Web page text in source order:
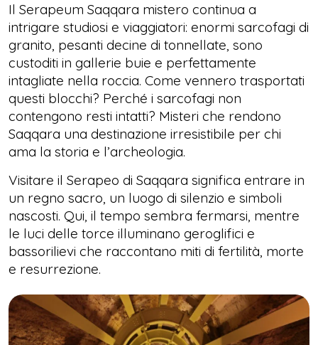
Il Serapeum Saqqara mistero continua a
intrigare studiosi e viaggiatori: enormi sarcofagi di
granito, pesanti decine di tonnellate, sono
custoditi in gallerie buie e perfettamente
intagliate nella roccia. Come vennero trasportati
questi blocchi? Perché i sarcofagi non
contengono resti intatti? Misteri che rendono
Saqqara una destinazione irresistibile per chi
ama la storia e l’archeologia.
Visitare il Serapeo di Saqqara significa entrare in
un regno sacro, un luogo di silenzio e simboli
nascosti. Qui, il tempo sembra fermarsi, mentre
le luci delle torce illuminano geroglifici e
bassorilievi che raccontano miti di fertilità, morte
e resurrezione.